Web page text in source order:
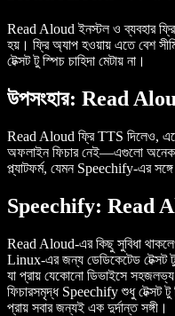
Read Aloud ইনস্টল ও ব্যবহার
হয়। ফ্রি অ্যাপ হওয়ায় এতে বেশ
টেক্সট টু স্পিচ চাহিদা মেটায় না।
উপসংহার: Read
Read Aloud ফ্রি TTS দিলেও, এতে
অফলাইন ফিচার নেই—এগুলো অনেক
প্ল্যাটফর্ম, যেমন Speechify-এর
Speechify: Read
Read Aloud-এর কিছু সুবিধা
Linux-এর জন্য ডেডিকেটেড
যা প্রায় যেকোনো ডিভাইসে
ফিচারসমৃদ্ধ Speechify শুধু টেক্সট টু
প্রায় সবার জন্যই এক দুর্দান্ত সঙ্গী।